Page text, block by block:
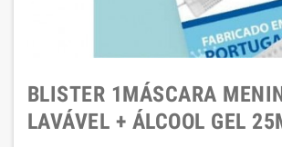
BLISTER 1MÁSCARA
LAVÁVEL + ÁLCOOL GEL